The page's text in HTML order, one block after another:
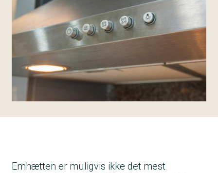
Emhætten er muligvis ikke det mest